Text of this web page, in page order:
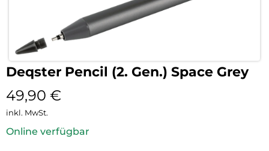
Deqster Pencil (2. Gen.) Space Grey
49,90 €
inkl. MwSt.
Online verfügbar